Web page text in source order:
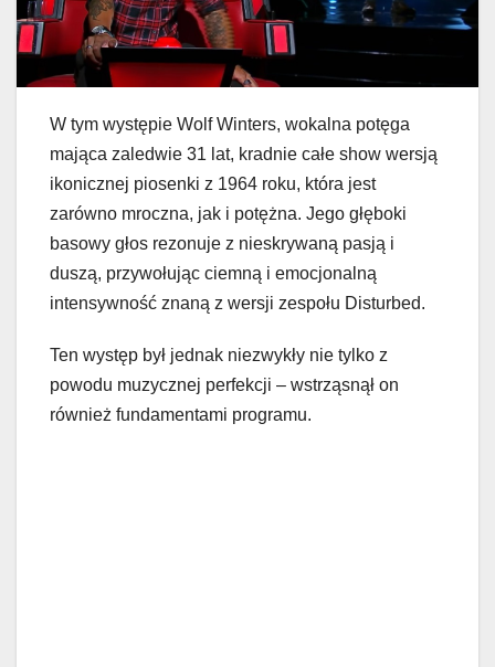
W tym występie Wolf Winters, wokalna potęga
mająca zaledwie 31 lat, kradnie całe show wersją
ikonicznej piosenki z 1964 roku, która jest
zarówno mroczna, jak i potężna. Jego głęboki
basowy głos rezonuje z nieskrywaną pasją i
duszą, przywołując ciemną i emocjonalną
intensywność znaną z wersji zespołu Disturbed.
Ten występ był jednak niezwykły nie tylko z
powodu muzycznej perfekcji – wstrząsnął on
również fundamentami programu.